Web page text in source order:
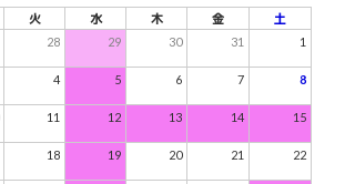
火 水 木 金
土
28 29 30 31 1
4 5 6 7 8
11 12 13 14 15
18 19 20 21 22